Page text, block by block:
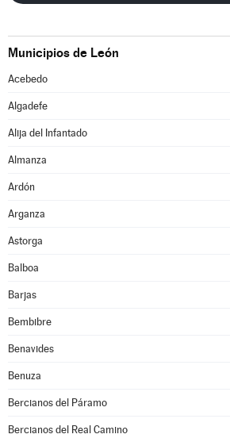
Municipios de León
Acebedo
Algadefe
Alija del Infantado
Almanza
Ardón
Arganza
Astorga
Balboa
Barjas
Bembibre
Benavides
Benuza
Bercianos del Páramo
Bercianos del Real Camino